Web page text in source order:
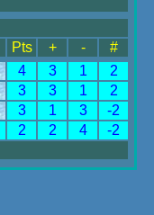
Pts + -
#
4 3 1
2
3 3 1
2
3 1 3
-2
2 2 4 -2